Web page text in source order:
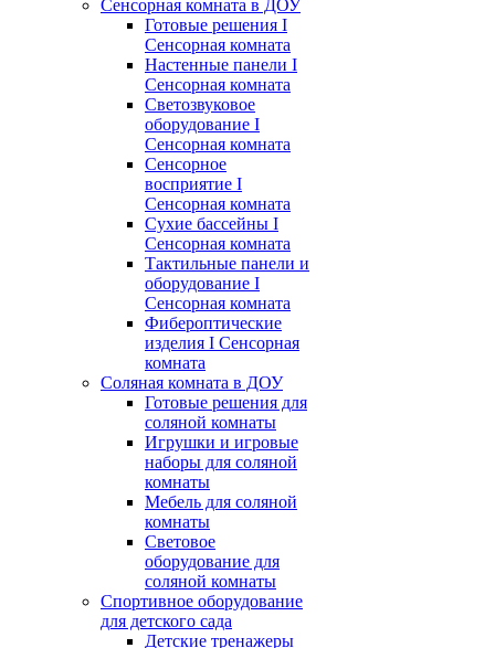
Сенсорная комната в ДОУ
Готовые решения I
Сенсорная комната
Настенные панели I
Сенсорная комната
Светозвуковое
оборудование I
Сенсорная комната
Сенсорное
восприятие I
Сенсорная комната
Сухие бассейны I
Сенсорная комната
Тактильные панели и
оборудование I
Сенсорная комната
Фибероптические
изделия I Сенсорная
комната
Соляная комната в ДОУ
Готовые решения для
соляной комнаты
Игрушки и игровые
наборы для соляной
комнаты
Мебель для соляной
комнаты
Световое
оборудование для
соляной комнаты
Спортивное оборудование
для детского сада
Детские тренажеры